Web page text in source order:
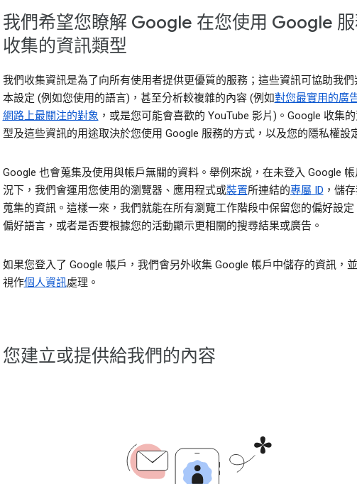
我們希望您瞭解 Google 在您使用 Google
收集的資訊類型
我們收集資訊是為了向所有使用者提供更優質的服務；這些資訊可協助我們
本設定 (例如您使用的語言)，甚至分析較複雜的內容 (例如對您最實用的廣
網路上最關注的對象 ，或是您可能會喜歡的 YouTube 影片)。Google 收集
型及這些資訊的用途取決於您使用 Google 服務的方式，以及您的隱私權設
Google 也會蒐集及使用與帳戶無關的資料。舉例來說，在未登入 Google
況下，我們會運用您使用的瀏覽器、應用程式或裝置所連結的專屬 ID ，儲
蒐集的資訊。這樣一來，我們就能在所有瀏覽工作階段中保留您的偏好設定
偏好語言，或者是否要根據您的活動顯示更相關的搜尋結果或廣告。
如果您登入了 Google 帳戶，我們會另外收集 Google 帳戶中儲存的資訊，
視作個人資訊處理。
您建立或提供給我們的內容